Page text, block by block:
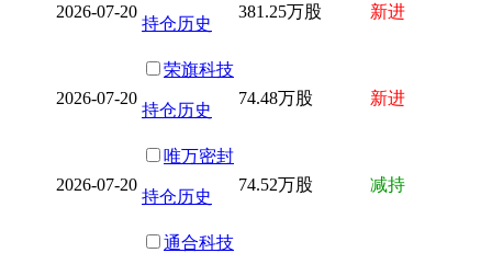
2026-07-20
持仓历史
381.25万股 新进
2026-07-20
荣旗科技
持仓历史
74.48万股 新进
2026-07-20
唯万密封
持仓历史
74.52万股 减持
通合科技